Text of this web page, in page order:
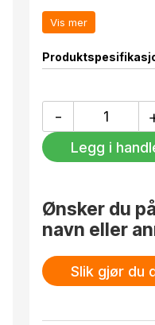
champagneglass
Et design som har
oppvaskmaskin.
Vis mer
-
Opacity,
2-
pack
Legg i
Ønsker du
navn eller
Slik gjør du